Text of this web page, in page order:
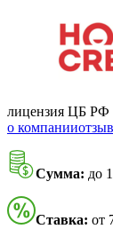
лицензия ЦБ РФ
о компании
Сумма: до
Ставка: от